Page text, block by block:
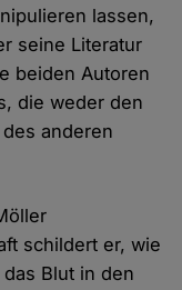
lassen,
seine Literatur
beiden Autoren
die weder den
anderen
schildert er, wie
Blut in den